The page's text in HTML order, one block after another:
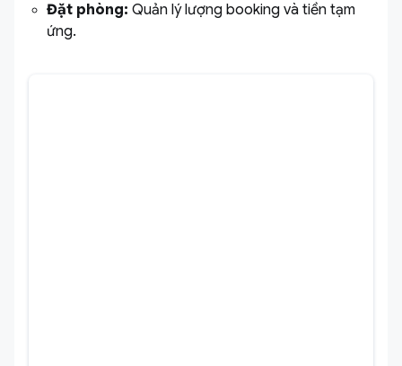
Đặt phòng: Quản lý lượng booking và tiền tạm
ứng.